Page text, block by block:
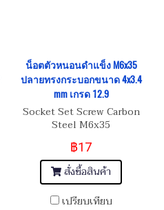
น็อตตัวหนอนดำแข็ง M6x35
ปลายทรงกระบอกขนาด 4x3.4
mm เกรด 12.9
Socket Set Screw Carbon
Steel M6x35
฿17
สั่งซื้อสินค้า
เปรียบเทียบ